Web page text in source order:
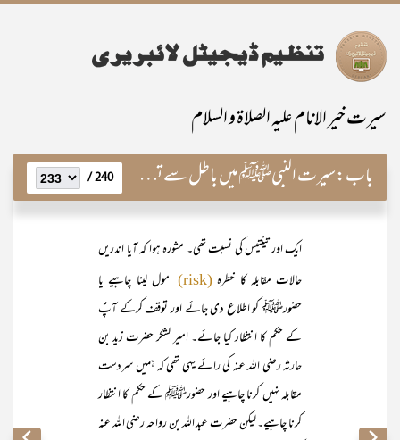
سیرت خیر الانام علیہ الصلاۃ و السلام
باب:سیرت النبیﷺ میں باطل سے تصادم کے تکمیلی مراحل 240 /
ایک اور تینتیس کی نسبت تھی۔ مشورہ ہوا کہ آیا اندریں
حالات مقابلہ کا خطرہ (risk)
مول لینا چاہیے یا
حضورﷺ کو اطلاع دی جائے اور توقف کرکے آپؐ
کے حکم کا انتظار کیا جائے۔ امیر لشکر حضرت زید بن
حارثہ رضی اللہ عنہ کی رائے یہی تھی کہ ہمیں سردست
مقابلہ نہیں کرنا چاہیے اور حضورﷺ کے حکم کا انتظار
کرنا چاہیے۔ لیکن حضرت عبد اللہ بن رواحہ رضی اللہ عنہ